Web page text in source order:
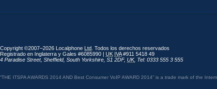
Copyright ©2007–2026 Localphone Ltd . Todos los derechos reservados
Registrado en Inglaterra y Gales #6085990 | UK IVA#911 5418 49
4 Paradise Street, Sheffield, South Yorkshire S1 2DF, UK, Tel: 0333 555 3 555
“THE ITSPA AWARDS 2014 AND Best Consumer VoIP AWARD 2014” is a trade mark of the